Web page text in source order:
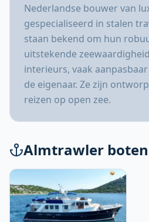
Nederlandse bouwer van
gespecialiseerd in stalen
staan bekend om hun
uitstekende
interieurs, vaak
de eigenaar. Ze zijn
reizen op open zee.
Almtrawler